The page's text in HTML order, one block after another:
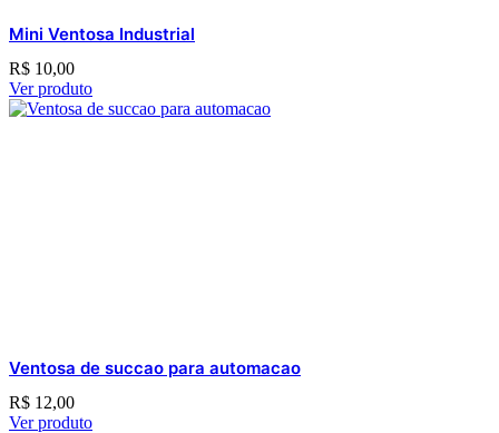
Mini Ventosa Industrial
R$ 10,00
Ver produto
Ventosa de succao para automacao
R$ 12,00
Ver produto